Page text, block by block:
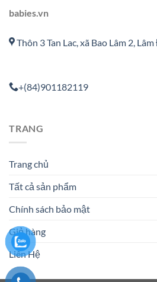
babies.vn
Thôn 3 Tan Lac, xã Bao Lâm 2,
+(84)901182119
TRANG
Trang chủ
Tất cả sản phẩm
Chính sách bảo mật
Giỏ hàng
Liên Hệ